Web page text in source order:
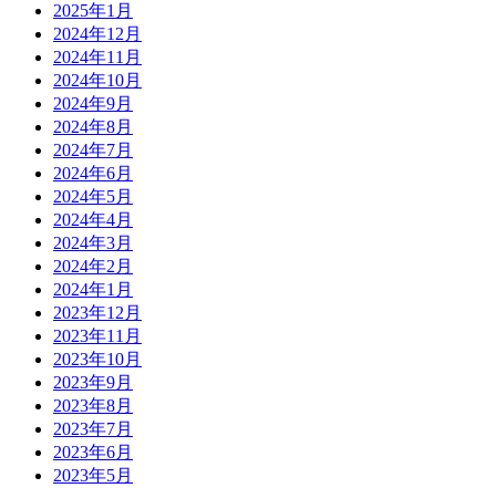
2025年1月
2024年12月
2024年11月
2024年10月
2024年9月
2024年8月
2024年7月
2024年6月
2024年5月
2024年4月
2024年3月
2024年2月
2024年1月
2023年12月
2023年11月
2023年10月
2023年9月
2023年8月
2023年7月
2023年6月
2023年5月